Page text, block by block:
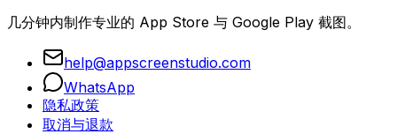
几分钟内制作专业的 App Store 与 Google Play 截图。
help@appscreenstudio.com
WhatsApp
隐私政策
取消与退款